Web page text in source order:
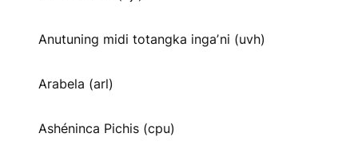
Anutuning midi totangka ingaʼni (uvh)
Arabela (arl)
Ashéninca Pichis (cpu)